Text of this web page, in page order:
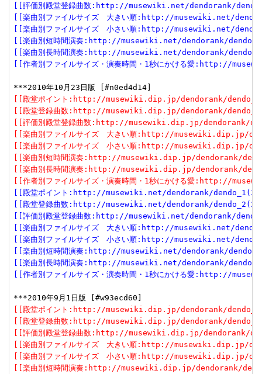
[[評価別殿堂登録曲数:http://musewiki.net/dendorank/
[[楽曲別ファイルサイズ　大きい順:http://musewiki.net/
[[楽曲別ファイルサイズ　小さい順:http://musewiki.net/
[[楽曲別短時間演奏:http://musewiki.net/dendorank/
[[楽曲別長時間演奏:http://musewiki.net/dendorank/
[[作者別ファイルサイズ・演奏時間・1秒にかける愛:http://
[[殿堂ポイント:http://musewiki.dip.jp/dendorank/
[[殿堂登録曲数:http://musewiki.dip.jp/dendorank/
[[評価別殿堂登録曲数:http://musewiki.dip.jp/dendorank/
[[楽曲別ファイルサイズ　大きい順:http://musewiki.dip.jp/
[[楽曲別ファイルサイズ　小さい順:http://musewiki.dip.jp/
[[楽曲別短時間演奏:http://musewiki.dip.jp/dendorank/
[[楽曲別長時間演奏:http://musewiki.dip.jp/dendorank/
[[作者別ファイルサイズ・演奏時間・1秒にかける愛:http://
[[殿堂ポイント:http://musewiki.net/dendorank/
[[殿堂登録曲数:http://musewiki.net/dendorank/
[[評価別殿堂登録曲数:http://musewiki.net/dendorank/
[[楽曲別ファイルサイズ　大きい順:http://musewiki.net/
[[楽曲別ファイルサイズ　小さい順:http://musewiki.net/
[[楽曲別短時間演奏:http://musewiki.net/dendorank/
[[楽曲別長時間演奏:http://musewiki.net/dendorank/
[[作者別ファイルサイズ・演奏時間・1秒にかける愛:http://
[[殿堂ポイント:http://musewiki.dip.jp/dendorank/
[[殿堂登録曲数:http://musewiki.dip.jp/dendorank/
[[評価別殿堂登録曲数:http://musewiki.dip.jp/dendorank/
[[楽曲別ファイルサイズ　大きい順:http://musewiki.dip.jp/
[[楽曲別ファイルサイズ　小さい順:http://musewiki.dip.jp/
[[楽曲別短時間演奏:http://musewiki.dip.jp/dendorank/